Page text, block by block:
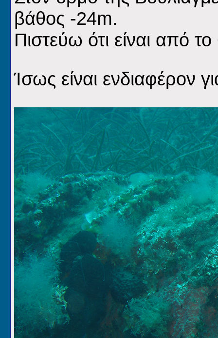
βάθος -24m.
Πιστεύω ότι είναι από
Ίσως είναι ενδιαφέρον